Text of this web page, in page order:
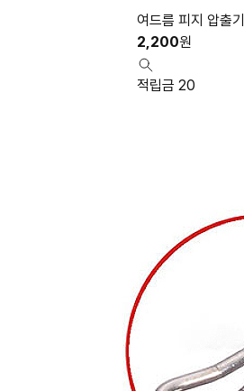
여드름 피지 압출기
2,200원
적립금 20